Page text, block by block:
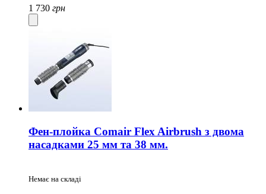
1 730 грн
Фен-плойка Comair Flex Airbrush з двома
насадками 25 мм та 38 мм.
Немає на складі